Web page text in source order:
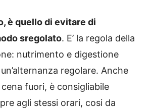
è quello di evitare di
sregolato. E’ la regola della
nutrimento e digestione
regolare. Anche
fuori, è consigliabile
agli stessi orari, cosi da